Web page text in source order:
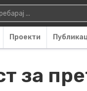
за:
Проекти
за